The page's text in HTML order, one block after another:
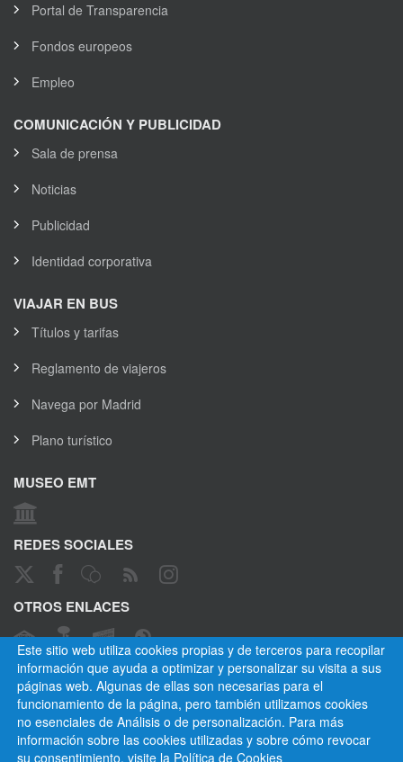
Este sitio web utiliza cookies propias y de terceros para recopilar
información que ayuda a optimizar y personalizar su visita a sus
páginas web. Algunas de ellas son necesarias para el
funcionamiento de la página, pero también utilizamos cookies
no esenciales de Análisis o de personalización. Para más
información sobre las cookies utilizadas y sobre cómo revocar
su consentimiento, visite la Política de Cookies
Portal de Transparencia
Fondos europeos
Empleo
COMUNICACIÓN Y PUBLICIDAD
Sala de prensa
Noticias
Publicidad
Identidad corporativa
VIAJAR EN BUS
Títulos y tarifas
Reglamento de viajeros
Navega por Madrid
Plano turístico
MUSEO EMT
REDES SOCIALES
OTROS ENLACES
CANAL ÉTICO